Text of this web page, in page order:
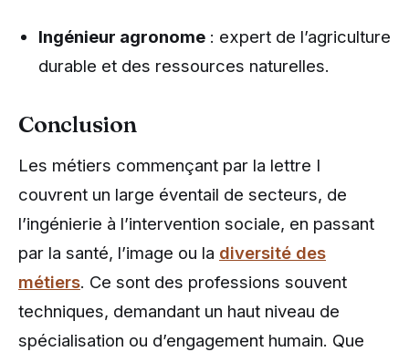
Ingénieur agronome : expert de l’agriculture
durable et des ressources naturelles.
Conclusion
Les métiers commençant par la lettre I
couvrent un large éventail de secteurs, de
l’ingénierie à l’intervention sociale, en passant
par la santé, l’image ou la diversité des
métiers. Ce sont des professions souvent
techniques, demandant un haut niveau de
spécialisation ou d’engagement humain. Que